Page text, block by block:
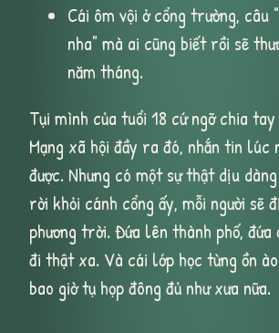
Cái ôm vội ở cổng trường, câu
nha" mà ai cũng biết rồi sẽ
năm tháng.
Tụi mình của tuổi 18 cứ ngỡ chia
Mạng xã hội đầy ra đó, nhắn tin lúc
được. Nhưng có một sự thật dịu
rời khỏi cánh cổng ấy, mỗi người sẽ
phương trời. Đứa lên thành phố, đứa
đi thật xa. Và cái lớp học từng ồn
bao giờ tụ họp đông đủ như xưa nữa.